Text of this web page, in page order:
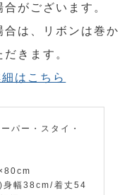
がございます。
は、リボンは巻か
きます。
はこちら
パー・スタイ・
身幅38cm/着丈54